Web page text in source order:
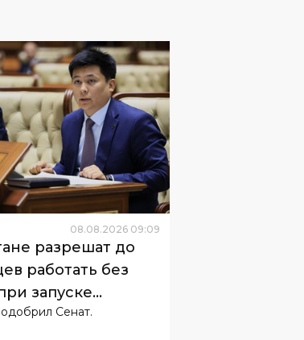
08 .08.2026 :09
разрешат до
работать без
запуске
Сенат.